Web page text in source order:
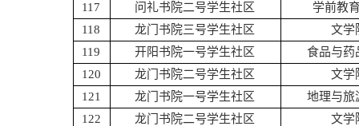
117
问礼书院二号学生社区
学前教
118
龙门书院三号学生社区
文学
119
开阳书院一号学生社区
食品与药
120
龙门书院二号学生社区
文学
121
龙门书院一号学生社区
地理与旅
122
龙门书院二号学生社区
文学